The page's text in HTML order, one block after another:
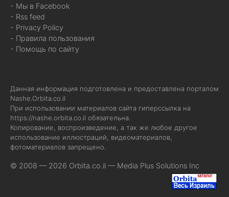
- Мы в Facebook
- Rss feed
- Privacy Policy
- Правила пользования
- Помощь по сайту
Данная информация подготовлена и предоставлена порталом
Nashe.Orbita.co.il
При использовании материалов сайта гиперссылка на
https://nashe.orbita.co.il обязательна.
Копирование, воспроизведение, а так же любое другое
использование иллюстраций, видеоматериалов,
фотоматериалов запрещено.
© 2008 — 2026 Orbita.co.il — Media Plus Solutions Inc